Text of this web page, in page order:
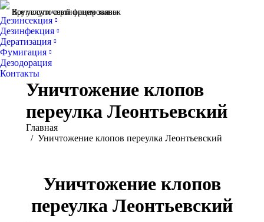
Все услуги сертифицированы
Круглосуточный прием заявок
Дезинсекция
Дезинфекция
Дератизация
Фумигация
Дезодорация
Контакты
Уничтожение клопов
переулка Леонтьевский
Вы здесь:
Главная
Уничтожение клопов переулка Леонтьевский
Уничтожение клопов
переулка Леонтьевский